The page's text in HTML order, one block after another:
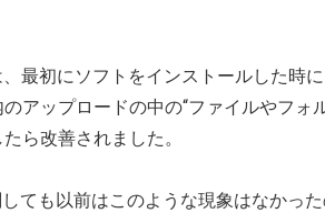
最初にソフトをインストールした時
アップロードの中の“ファイルやフ
ら改善されました。
ても以前はこのような現象はなかっ